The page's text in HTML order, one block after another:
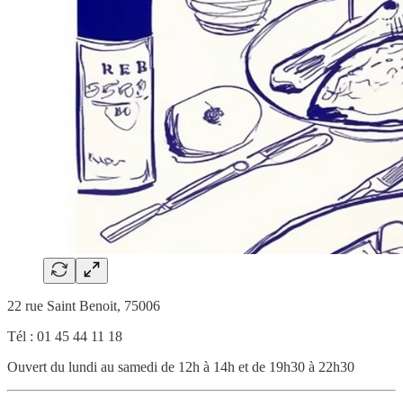
22 rue Saint Benoit, 75006
Tél : 01 45 44 11 18
Ouvert du lundi au samedi de 12h à 14h et de 19h30 à 22h30